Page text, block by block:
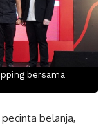
bersama
belanja,